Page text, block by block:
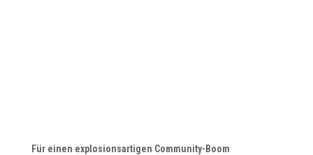
Für einen explosionsartigen Community-Boom